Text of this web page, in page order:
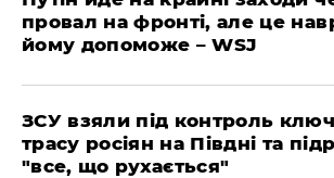
провал на фронті, але це
йому допоможе – WSJ
ЗСУ взяли під контроль
трасу росіян на Півдні та
"все, що рухається"